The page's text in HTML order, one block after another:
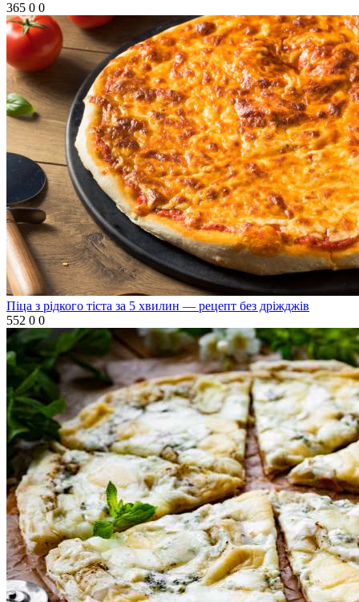
365 0 0
Піца з рідкого тіста за 5 хвилин — рецепт без дріжджів
552 0 0